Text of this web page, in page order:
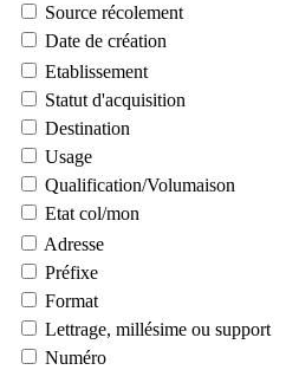
Source récolement
Date de création
Etablissement
Statut d'acquisition
Destination
Usage
Qualification/Volumaison
Etat col/mon
Adresse
Préfixe
Format
Lettrage, millésime ou support
Numéro